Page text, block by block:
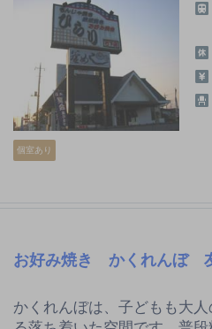
個室あり
お好み焼き かくれんぼ
かくれんぼは、子どもも大